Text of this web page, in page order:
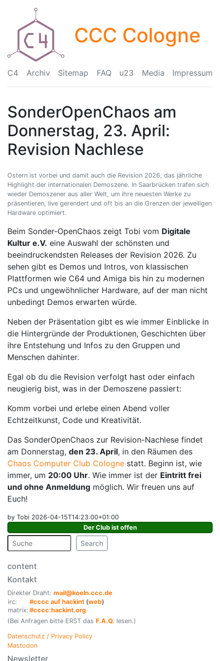
CCC Cologne
C4 Archiv Sitemap FAQ u23 Media Impressum
SonderOpenChaos am
Donnerstag, 23. April:
Revision Nachlese
Ostern ist vorbei und damit auch die Revision 2026, das jährliche
Highlight der internationalen Demoszene. In Saarbrücken trafen sich
wieder Demoszener aus aller Welt, um ihre neuesten Werke zu
präsentieren, live gerendert und oft bis an die Grenzen der jeweiligen
Hardware optimiert.
Beim Sonder-OpenChaos zeigt Tobi vom Digitale
Kultur e.V. eine Auswahl der schönsten und
beeindruckendsten Releases der Revision 2026. Zu
sehen gibt es Demos und Intros, von klassischen
Plattformen wie C64 und Amiga bis hin zu modernen
PCs und ungewöhnlicher Hardware, auf der man nicht
unbedingt Demos erwarten würde.
Neben der Präsentation gibt es wie immer Einblicke in
die Hintergründe der Produktionen, Geschichten über
ihre Entstehung und Infos zu den Gruppen und
Menschen dahinter.
Egal ob du die Revision verfolgt hast oder einfach
neugierig bist, was in der Demoszene passiert:
Komm vorbei und erlebe einen Abend voller
Echtzeitkunst, Code und Kreativität.
Das SonderOpenChaos zur Revision-Nachlese findet
am Donnerstag, den 23. April, in den Räumen des
Chaos Computer Club Cologne statt. Beginn ist, wie
immer, um 20:00 Uhr. Wie immer ist der Eintritt frei
und ohne Anmeldung möglich. Wir freuen uns auf
Euch!
by Tobi 2026-04-15T14:23:00+01:00
Der Club ist offen
Search
content
Kontakt
Direkter Draht: mail@koeln.ccc.de
irc:
#cccc auf hackint (web)
matrix: #cccc:hackint.org
(Bei Anfragen bitte ERST das F.A.Q. lesen.)
Datenschutz / Privacy Policy
Mastodon
Newsletter